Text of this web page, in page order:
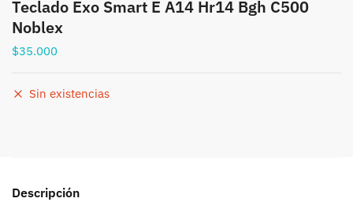
Teclado Exo Smart E A14 Hr14 Bgh C500
Noblex
$35.000
Sin existencias
Descripción